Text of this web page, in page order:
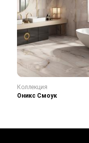
Коллекция
Оникс Смоук